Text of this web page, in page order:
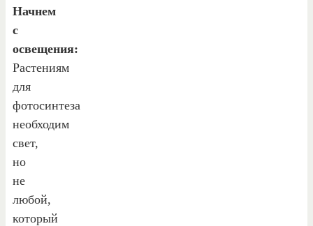
Начнем
с
освещения:
Растениям
для
фотосинтеза
необходим
свет,
но
не
любой,
который